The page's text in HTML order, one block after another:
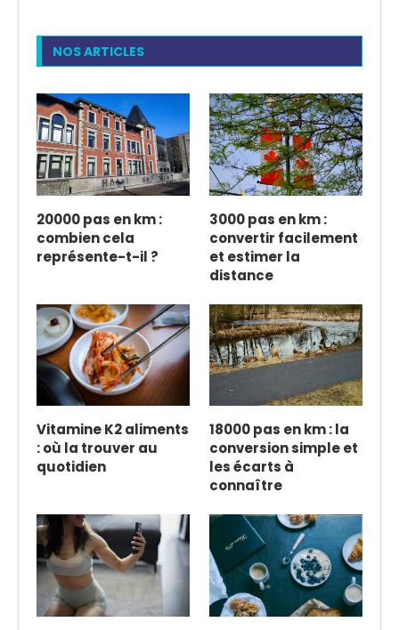
NOS ARTICLES
20000 pas en km :
combien cela
représente-t-il ?
3000 pas en km :
convertir facilement
et estimer la
distance
Vitamine K2 aliments
: où la trouver au
quotidien
18000 pas en km : la
conversion simple et
les écarts à
connaître